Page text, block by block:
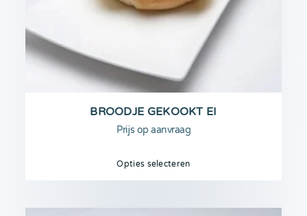
BROODJE GEKOOKT EI
Prijs op aanvraag
Opties selecteren